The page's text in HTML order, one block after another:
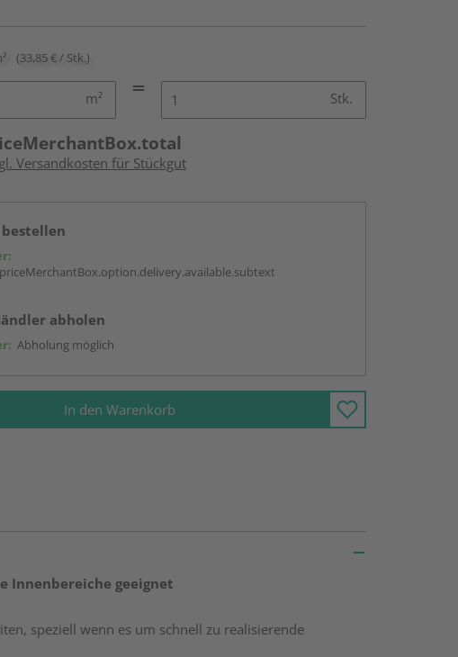
(33,85 € / Stk.)
m² Stk.
Versandkosten für Stückgut
abholen
Abholung möglich
In den Warenkorb
geeignet
speziell wenn es um schnell zu realisierende